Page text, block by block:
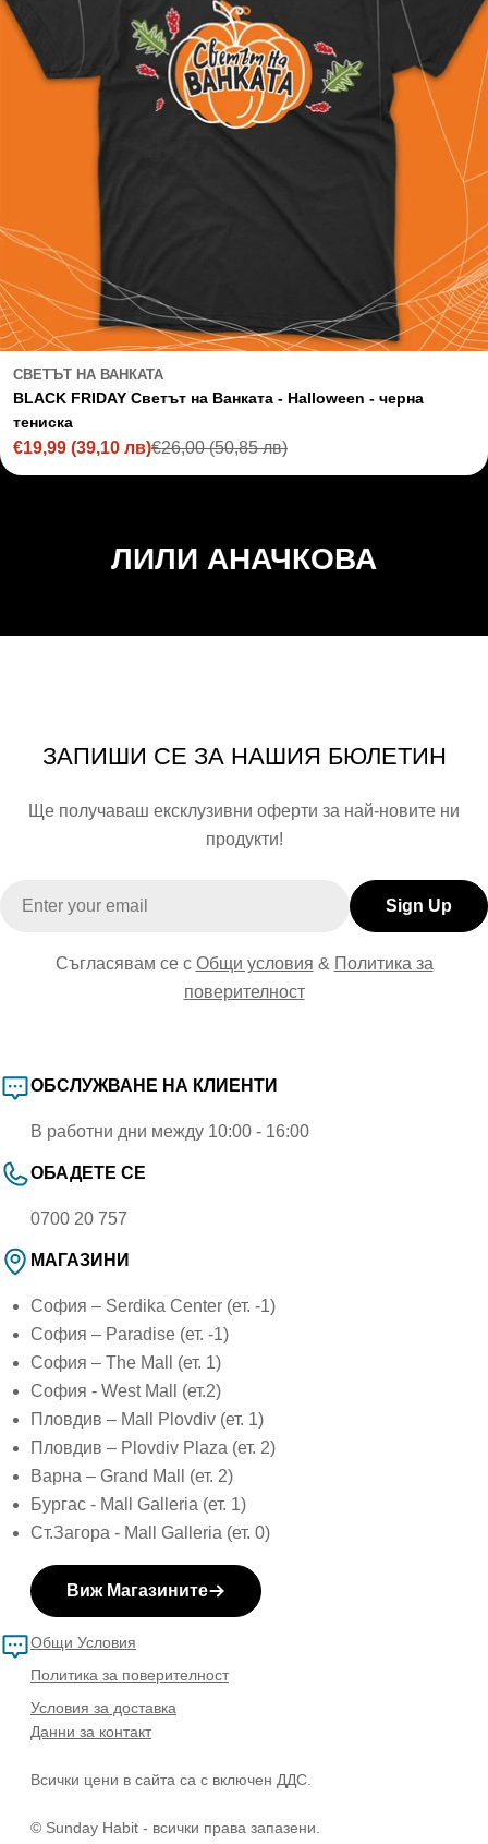
СВЕТЪТ НА ВАНКАТА
BLACK FRIDAY Светът на Ванката - Halloween - черна
тениска
Sale
price
€19,99 (39,10 лв)
Regular
price
€26,00(50,85 лв)
ЛИЛИ АНАЧКОВА
ЗАПИШИ СЕ ЗА НАШИЯ БЮЛЕТИН
Ще получаваш ексклузивни оферти за най-новите ни
продукти!
Sign Up
Съгласявам се с Общи условия & Политика за
поверителност
ОБСЛУЖВАНЕ НА КЛИЕНТИ
В работни дни между 10:00 - 16:00
ОБАДЕТЕ СЕ
0700 20 757
МАГАЗИНИ
София – Serdika Center (ет. -1)
София – Paradise (ет. -1)
София – The Mall (ет. 1)
София - West Mall (ет.2)
Пловдив – Mall Plovdiv (ет. 1)
Пловдив – Plovdiv Plaza (ет. 2)
Варна – Grand Mall (ет. 2)
Бургас - Mall Galleria (ет. 1)
Ст.Загора - Mall Galleria (ет. 0)
Виж Магазините
Общи Условия
Политика за поверителност
Условия за доставка
Данни за контакт
Всички цени в сайта са с включен ДДС.
© Sunday Habit - всички права запазени.